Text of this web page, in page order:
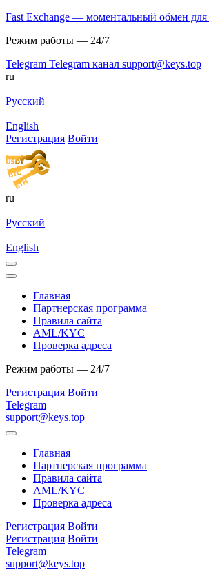
Fast Exchange — моментальный обмен для
Режим работы — 24/7
Telegram Telegram канал support@keys.top
ru
Русский
English
Регистрация Войти
ru
Русский
English
Главная
Партнерская программа
Правила сайта
AML/KYC
Проверка адреса
Режим работы — 24/7
Регистрация Войти
Telegram
support@keys.top
Главная
Партнерская программа
Правила сайта
AML/KYC
Проверка адреса
Регистрация Войти
Регистрация Войти
Telegram
support@keys.top